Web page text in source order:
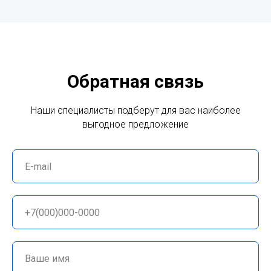
Обратная связь
Наши специалисты подберут для вас наиболее
выгодное предложение